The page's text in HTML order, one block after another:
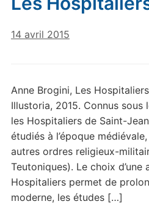
14 avril 2015
Anne Brogini, Les
Illustoria, 2015. Connus sous
les Hospitaliers de Saint-
étudiés à l’époque
autres ordres religieux-
Teutoniques). Le choix
Hospitaliers permet de
moderne, les études […]